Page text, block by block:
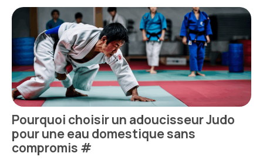
Pourquoi choisir un adoucisseur Judo
pour une eau domestique sans
compromis #